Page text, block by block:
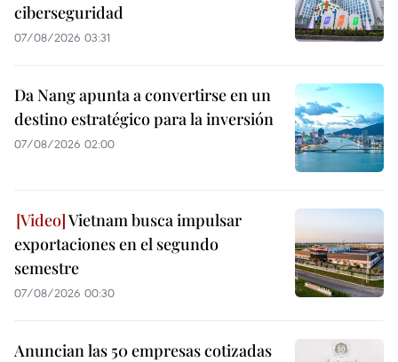
ciberseguridad
07/08/2026 03:31
Da Nang apunta a convertirse en un
destino estratégico para la inversión
07/08/2026 02:00
Vietnam busca impulsar
exportaciones en el segundo
semestre
07/08/2026 00:30
Anuncian las 50 empresas cotizadas